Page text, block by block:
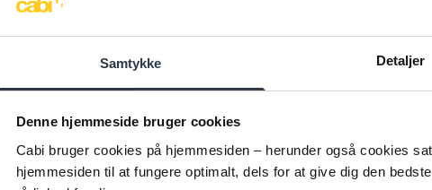
Samtykke Detaljer
Denne hjemmeside bruger cookies
Cabi bruger cookies på hjemmesiden – herunder også cookies
hjemmesiden til at fungere optimalt, dels for at give dig den
sygeplejerske mente desuden, at det er vigtigt at komme
der kan være medvirkende til, at forløbet afbrydes